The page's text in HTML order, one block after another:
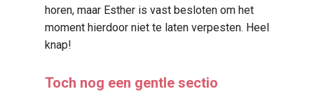
horen, maar Esther is vast besloten om het
moment hierdoor niet te laten verpesten. Heel
knap!
Toch nog een gentle sectio